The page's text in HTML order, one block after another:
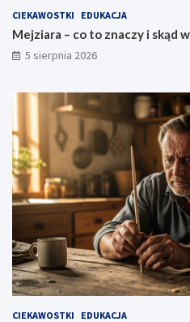
CIEKAWOSTKI EDUKACJA
Mejziara – co to znaczy i skąd
5 sierpnia 2026
CIEKAWOSTKI EDUKACJA